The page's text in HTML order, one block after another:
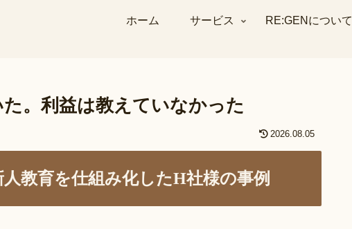
ホーム サービス RE:GENについて
た。利益は教えていなかった
2026.08.05
教育を仕組み化したH社様の事例